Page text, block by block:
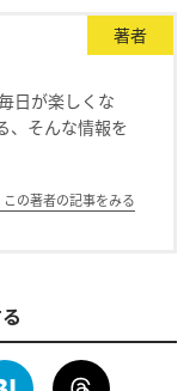
著者
日が楽しくな
、そんな情報を
この著者の記事をみる